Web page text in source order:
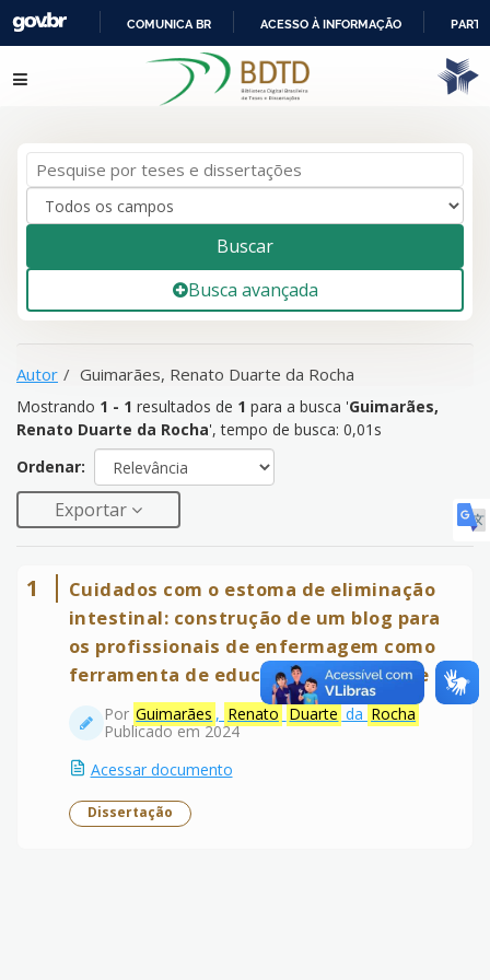
IR
PARA
COMUNICA BR ACESSO À INFORMAÇÃO
resultados de 1para a busca '
Renato Duarte da Rocha
Pular para o conteúdo
Buscar
Busca avançada
Autor Guimarães, Renato Duarte da Rocha
Mostrando 1 - 1 resultados de 1 para a busca 'Guimarães,
Renato Duarte da Rocha', tempo de busca: 0,01s
Ordenar:
Exportar
1
Cuidados com o estoma de eliminação
intestinal: construção de um blog para
os profissionais de enfermagem como
ferramenta de educação permanente
Por Guimarães , Renato Duarte da Rocha
Publicado em 2024
Acessar documento
Dissertação